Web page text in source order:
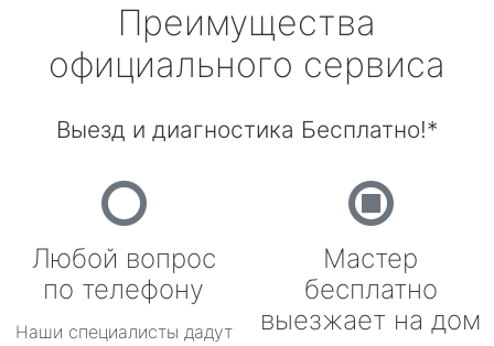
Преимущества
официального сервиса
Выезд и диагностика Бесплатно!*
Любой вопрос
по телефону
Наши специалисты дадут
Мастер
бесплатно
выезжает на дом